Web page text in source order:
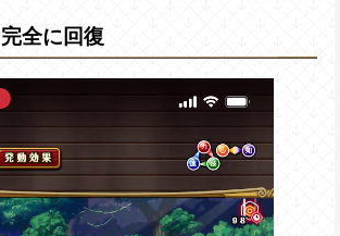
全に回復